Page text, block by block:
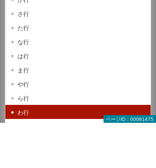
ページID：00081475
さ行
た行
な行
は行
ま行
や行
ら行
わ行